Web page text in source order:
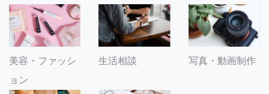
美容・ファッシ
ョン
生活相談 写真・動画制作